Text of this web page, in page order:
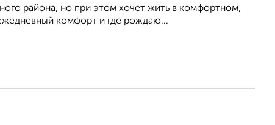
района, но при этом хочет жить в комфортном,
комфорт и где рождаю...